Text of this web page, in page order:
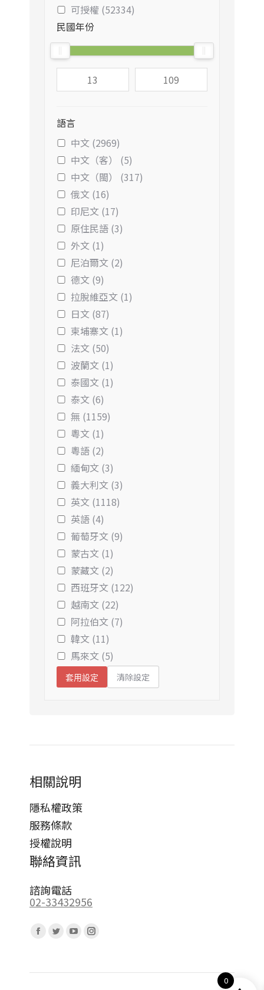
可授權 (52334)
民國年份
語言
中文 (2969)
中文（客） (5)
中文（閩） (317)
俄文 (16)
印尼文 (17)
原住民語 (3)
外文 (1)
尼泊爾文 (2)
德文 (9)
拉脫維亞文 (1)
日文 (87)
柬埔寨文 (1)
法文 (50)
波蘭文 (1)
泰國文 (1)
泰文 (6)
無 (1159)
粵文 (1)
粵語 (2)
緬甸文 (3)
義大利文 (3)
英文 (1118)
英語 (4)
葡萄牙文 (9)
蒙古文 (1)
蒙藏文 (2)
西班牙文 (122)
越南文 (22)
阿拉伯文 (7)
韓文 (11)
馬來文 (5)
套用設定 清除設定
相關說明
隱私權政策
服務條款
授權說明
聯絡資訊
諮詢電話
02-33432956
Facebook
opens
Twitter
opens
YouTube
opens
Instagram
opens
0